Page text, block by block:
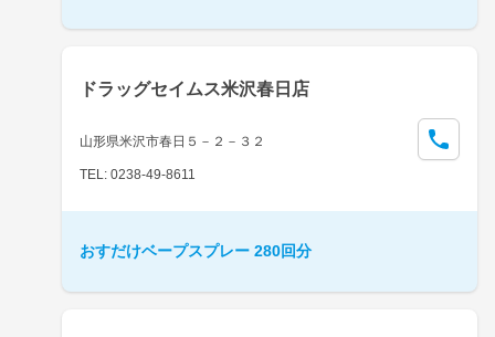
ドラッグセイムス米沢春日店
山形県米沢市春日５－２－３２
TEL: 0238-49-8611
おすだけベープスプレー 280回分